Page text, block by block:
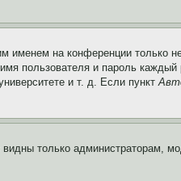
именем на конференции только
пользователя и пароль
и т. д. Если пункт
видны только администраторам,